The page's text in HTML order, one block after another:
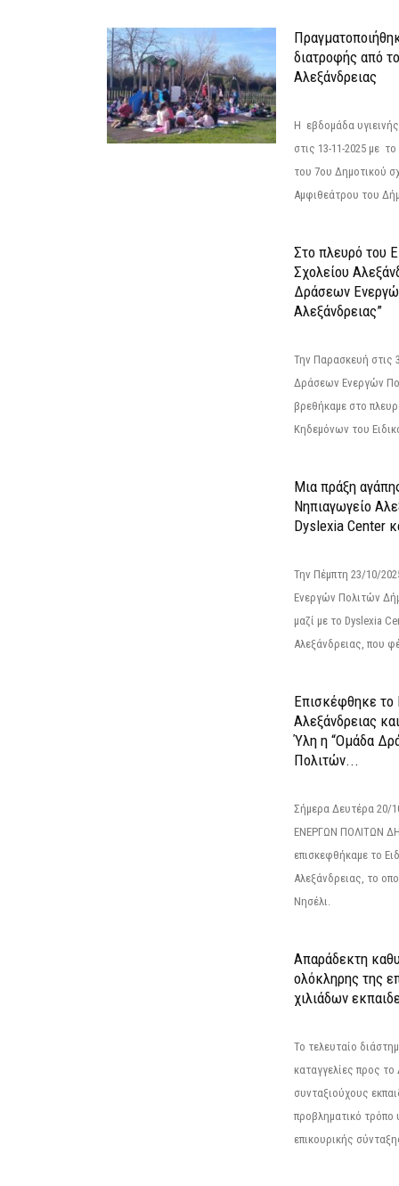
διατροφής από
Αλεξάνδρειας
Η εβδομάδα
στις 13-11-2025 με
του 7ου Δημοτικού
Αμφιθεάτρου του
Στο πλευρό του
Σχολείου
Δράσεων
Αλεξάνδρειας”
Την Παρασκευή
Δράσεων Ενεργών
βρεθήκαμε στο
Κηδεμόνων του
Μια πράξη
Νηπιαγωγείο
Dyslexia Center
Την Πέμπτη 23/10/
Ενεργών Πολιτών
μαζί με το Dyslexia
Αλεξάνδρειας, που
Επισκέφθηκε το
Αλεξάνδρειας
Ύλη η “Ομάδα
Πολιτών...
Σήμερα Δευτέρα
ΕΝΕΡΓΩΝ ΠΟΛΙΤΩΝ
επισκεφθήκαμε το
Αλεξάνδρειας, το
Νησέλι.
Απαράδεκτη
ολόκληρης της
χιλιάδων
Το τελευταίο
καταγγελίες προς
συνταξιούχους
προβληματικό τρόπο
επικουρικής